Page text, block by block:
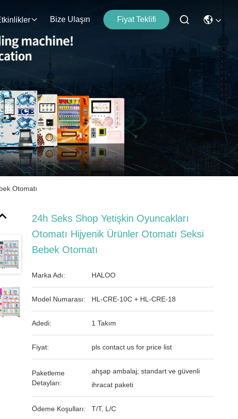
Bize Ulaşın Fiyat Teklifi
Otomatı
24h Seks Shop Yetişkin Oyuncakları
Otomatı Hijyenik Ürünler Otomatı Seksi
Bebek Otomatı
Marka Adı: HALOO
Model Numarası: HL-CRE-10C + HL-CRE-18
Adedi: 1 Takım
Fiyat: pls contact us for price list
Paketleme
Detayları:
ahşap ambalaj; standart ve güvenli
ihracat paketi
Ödeme Koşulları: T/T, L/C